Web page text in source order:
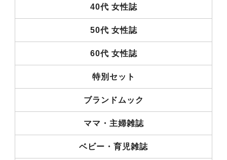
40代 女性誌
50代 女性誌
60代 女性誌
特別セット
ブランドムック
ママ・主婦雑誌
ベビー・育児雑誌